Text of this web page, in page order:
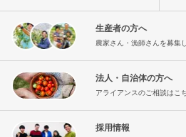
生産者の方へ
農家さん・漁師さんを募集
法人・自治体の方へ
アライアンスのご相談はこ
採用情報